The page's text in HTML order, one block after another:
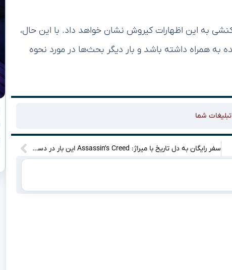
به این اظهارات کیروش نشان خواهد داد. با این حال،
به همراه داشته باشد و بار دیگر بحث‌ها در مورد نحوه
شما
سفر رایگان به دل تاریخ با میراژ: Assassin’s Creed این بار در دستان تو!”